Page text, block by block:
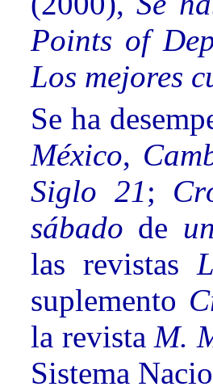
Points of
Los mejores
Se ha
México,
Siglo 21;
sábado de
las revistas
suplemento
la revista M.
Sistema